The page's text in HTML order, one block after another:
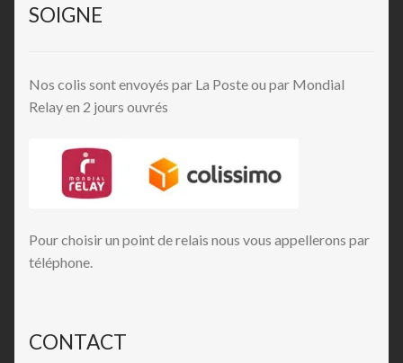
SOIGNE
Nos colis sont envoyés par La Poste ou par Mondial
Relay en 2 jours ouvrés
Pour choisir un point de relais nous vous appellerons par
téléphone.
CONTACT